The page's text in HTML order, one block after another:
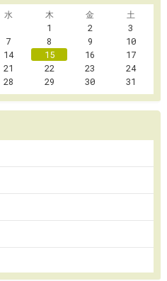
水 木 金
土
1
2
3
7 8 9
10
14 15 16
17
21 22 23
24
28 29 30 31